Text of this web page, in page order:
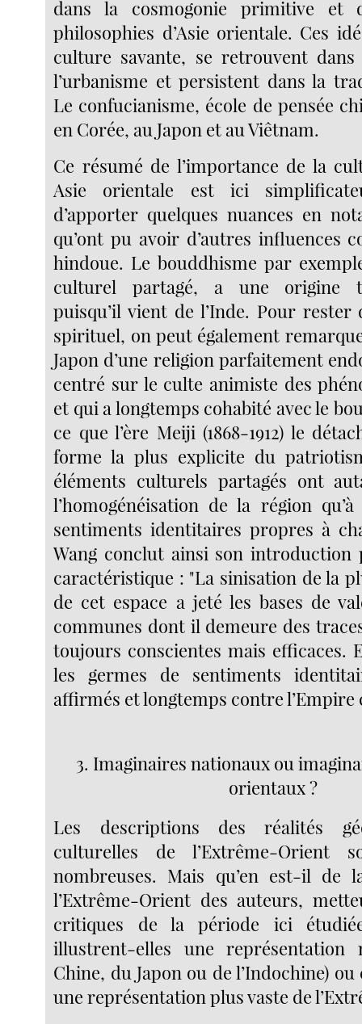
dans la cosmogonie primitive et
philosophies d’Asie orientale. Ces
culture savante, se retrouvent
l’urbanisme et persistent dans la
Le confucianisme, école de pensée
en Corée, au Japon et au Viêtnam.
Ce résumé de l’importance de la
Asie orientale est ici
d’apporter quelques nuances en
qu’ont pu avoir d’autres influences
hindoue. Le bouddhisme par
culturel partagé, a une origine
puisqu’il vient de l’Inde. Pour rester
spirituel, on peut également
Japon d’une religion parfaitement
centré sur le culte animiste des
et qui a longtemps cohabité avec le
ce que l’ère Meiji (1868-1912) le
forme la plus explicite du
éléments culturels partagés ont
l’homogénéisation de la région
sentiments identitaires propres à
Wang conclut ainsi son introduction
caractéristique : "La sinisation de la
de cet espace a jeté les bases de
communes dont il demeure des
toujours conscientes mais efficaces.
les germes de sentiments
affirmés et longtemps contre l’Empire
3. Imaginaires nationaux ou
orientaux ?
Les descriptions des réalités
culturelles de l’Extrême-Orient
nombreuses. Mais qu’en est-il de
l’Extrême-Orient des auteurs,
critiques de la période ici
illustrent-elles une représentation
Chine, du Japon ou de l’Indochine)
une représentation plus vaste de